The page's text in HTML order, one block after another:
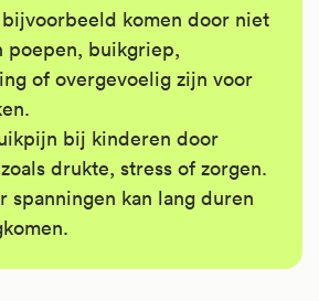
komen door niet
poepen, buikgriep,
of overgevoelig zijn voor
bij kinderen door
drukte, stress of zorgen.
spanningen kan lang duren